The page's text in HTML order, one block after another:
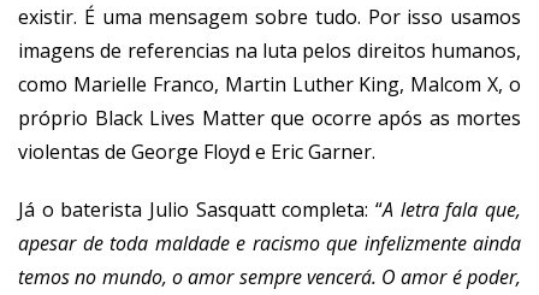
existir. É uma mensagem sobre tudo. Por isso usamos
imagens de referencias na luta pelos direitos humanos,
como Marielle Franco, Martin Luther King, Malcom X, o
próprio Black Lives Matter que ocorre após as mortes
violentas de George Floyd e Eric Garner.
Já o baterista Julio Sasquatt completa: “A letra fala que,
apesar de toda maldade e racismo que infelizmente ainda
temos no mundo, o amor sempre vencerá. O amor é poder,